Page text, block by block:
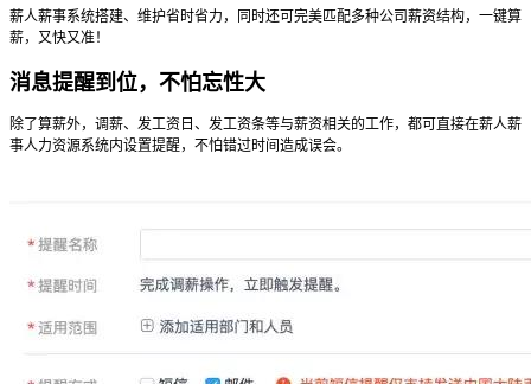
薪人薪事系统搭建、维护省时省力，同时还可完美匹配多种公司薪资结构，一键算
薪，又快又准！
消息提醒到位，不怕忘性大
除了算薪外，调薪、发工资日、发工资条等与薪资相关的工作，都可直接在薪人薪
事人力资源系统内设置提醒，不怕错过时间造成误会。